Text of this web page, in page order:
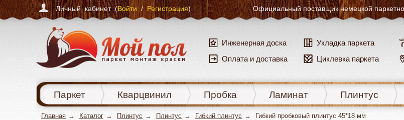
Личный кабинет (Войти/Регистрация) Официальный поставщикнемецкой
Инженерная доска
Оплата и доставка
Укладка паркета
Циклевка паркета
Паркет Кварцвинил Пробка Ламинат Плинтус
Главная Каталог Плинтус Плинтус Гибкий плинтус Гибкий пробковый плинтус 45*18 мм